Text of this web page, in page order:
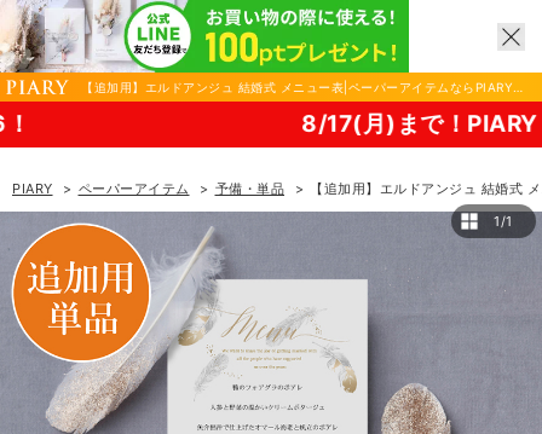
【追加用】エルドアンジュ 結婚式 メニュー表|ペーパーアイテムならPIARY
（ピアリー）
8/17(月)まで！PIARY 夏祭り
PIARY ペーパーアイテム 予備・単品
【追加用】エルドアンジュ 結婚式
1/1